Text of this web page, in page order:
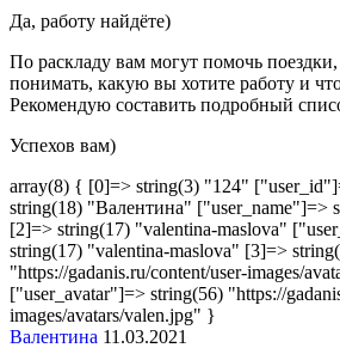
Да, работу найдёте)
По раскладу вам могут помочь поездки,
понимать, какую вы хотите работу и
Рекомендую составить подробный
Успехов вам)
array(8) { [0]=> string(3) "124"
string(18) "Валентина" ["user_name"]=>
[2]=> string(17) "valentina-maslova"
string(17) "valentina-maslova" [3]=>
"https://gadanis.ru/content/user-images/
["user_avatar"]=> string(56) "https://
images/avatars/valen.jpg" }
Валентина 11.03.2021